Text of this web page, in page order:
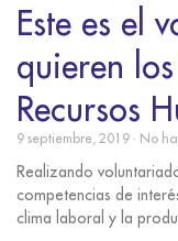
Este es el
quieren
Recursos
9 septiembre, 2019 No
Realizando
competencias de
clima laboral y la